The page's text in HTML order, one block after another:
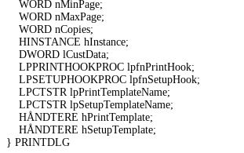
    WORD nMinPage;
    WORD nMaxPage;
    WORD nCopies;
    HINSTANCE hInstance;
    DWORD lCustData;
    LPPRINTHOOKPROC lpfnPrintHook;
    LPSETUPHOOKPROC lpfnSetupHook;
    LPCTSTR lpPrintTemplateName;
    LPCTSTR lpSetupTemplateName;
    HÅNDTERE hPrintTemplate;
    HÅNDTERE hSetupTemplate;
} PRINTDLG